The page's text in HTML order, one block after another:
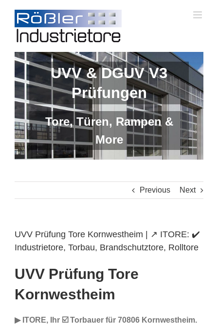
content
UVV & DGUV V3
Prüfungen
Tore, Türen, Rampen &
More
Previous Next
UVV Prüfung Tore Kornwestheim | ↗️ ITORE: ✔️
Industrietore, Torbau, Brandschutztore, Rolltore
UVV Prüfung Tore
Kornwestheim
▶︎ ITORE, Ihr ☑️ Torbauer für 70806 Kornwestheim.